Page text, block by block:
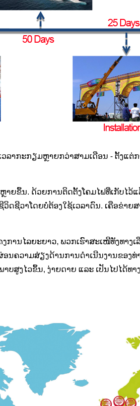
ວລາກະກຽມຫຼາຍກວ່າສາມເດືອນ - ຕັ້ງ
ຂຶ້ນ. ດ້ວຍການຕິດຕັ້ງໂຄມໄຟທີ່ເກັບໄວ້ແ
ດຊີວາໂດຍບໍ່ຕ້ອງໃຊ້ເວລາດົນ. ເຄືອຂ່
ການໄລຍະຍາວ, ພວກເຮົາສະເໜີທັງທາ
ຄວາມສ່ຽງດ້ານການດຳເນີນງານຂອງ
ບສູງໄວຂຶ້ນ, ງ່າຍດາຍ ແລະ ເປັນໄປໄດ້ທ